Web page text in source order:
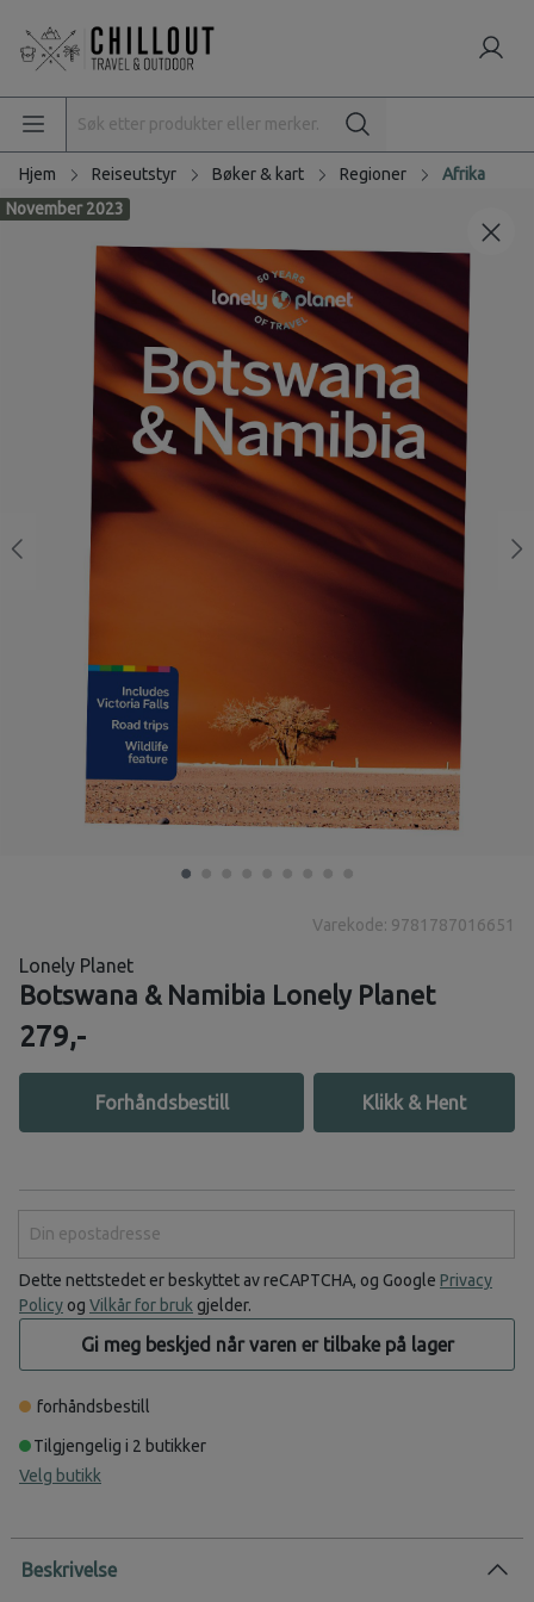
Hjem Reiseutstyr Bøker & kart Regioner
Afrika
November 2023
Varekode: 9781787016651
Lonely Planet
Botswana & Namibia Lonely Planet
279,-
Forhåndsbestill Klikk & Hent
Dette nettstedet er beskyttet av reCAPTCHA, og Google Privacy
Policy og Vilkår for bruk gjelder.
Gi meg beskjed når varen er tilbake på lager
forhåndsbestill
Tilgjengelig i 2 butikker
Velg butikk
Beskrivelse